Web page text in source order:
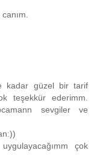
kadar güzel bir tarif
teşekkür ederimm.
sevgiler ve
çok